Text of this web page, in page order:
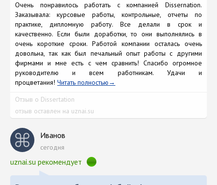
Очень понравилось работать с компанией Dissernation.
Заказывала: курсовые работы, контрольные, отчеты по
практике, дипломную работу. Все делали в срок и
качественно. Если были доработки, то они выполнялись в
очень короткие сроки. Работой компании осталась очень
довольна, так как был печальный опыт работы с другими
фирмами и мне есть с чем сравнить! Спасибо огромное
руководителю и всем работникам. Удачи и
процветания!Читать полностью
Отзыв о Dissertation
отзыв оставлен на uznai.su
Иванов
сегодня
uznai.su рекомендует